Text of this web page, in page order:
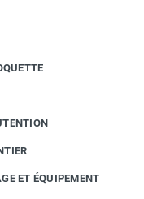
ET ÉQUIPEMENT